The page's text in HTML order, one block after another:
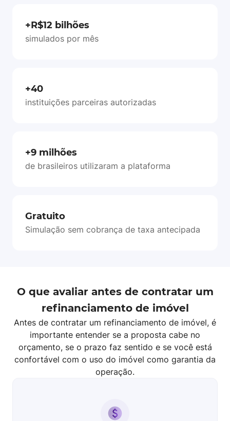
+R$12 bilhões
simulados por mês
+40
instituições parceiras autorizadas
+9 milhões
de brasileiros utilizaram a plataforma
Gratuito
Simulação sem cobrança de taxa antecipada
O que avaliar antes de contratar um
refinanciamento de imóvel
Antes de contratar um refinanciamento de imóvel, é
importante entender se a proposta cabe no
orçamento, se o prazo faz sentido e se você está
confortável com o uso do imóvel como garantia da
operação.